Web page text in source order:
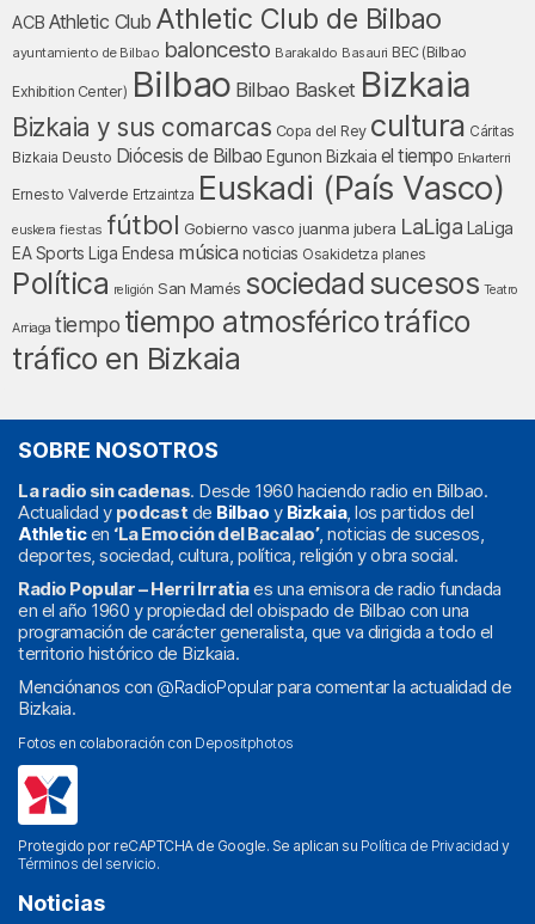
ACB Athletic Club Athletic Club de Bilbao
ayuntamiento de Bilbao baloncesto Barakaldo Basauri BEC (Bilbao
Exhibition Center) Bilbao Bilbao Basket Bizkaia
Bizkaia y sus comarcas Copa del Rey cultura Cáritas
Bizkaia Deusto Diócesis de Bilbao Egunon Bizkaia el tiempo Enkarterri
Ernesto Valverde Ertzaintza Euskadi (País Vasco)
euskera fiestas fútbol Gobierno vasco juanma jubera LaLiga LaLiga
EA Sports
Liga Endesa música noticias Osakidetza planes
Política religión San Mamés sociedad sucesos Teatro
Arriaga tiempo tiempo atmosféricotráfico
tráfico en Bizkaia
SOBRE NOSOTROS
La radio sin cadenas. Desde 1960 haciendo radio en Bilbao.
Actualidad y podcast de Bilbao y Bizkaia, los partidos del
Athleticen ‘La Emoción del Bacalao’, noticias de sucesos,
deportes, sociedad, cultura, política, religión y obra social.
Radio Popular – Herri Irratiaes una emisora de radio fundada
en el año 1960 y propiedad del obispado de Bilbao con una
programación de carácter generalista, que va dirigida a todo el
territorio histórico de Bizkaia.
Menciónanos con @RadioPopularpara comentar la actualidad de
Bizkaia.
Fotos en colaboración con Depositphotos
Protegido por reCAPTCHA de Google. Se aplican su Política de Privacidad y
Términos del servicio.
Noticias